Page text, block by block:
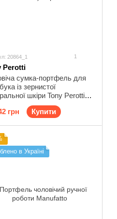
20864_1 1
Perotti
сумка-портфель для
із зернистої
шкіри Tony Perotti
(6036-38 nero) Чорний
грн
Купити
в Україні